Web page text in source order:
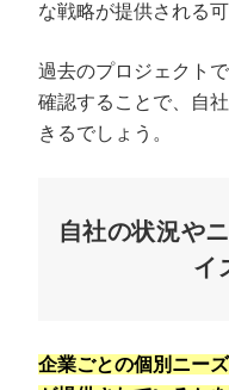
な戦略が提供される
過去のプロジェクト
確認することで、自
きるでしょう。
自社の状況や
イ
企業ごとの個別ニー